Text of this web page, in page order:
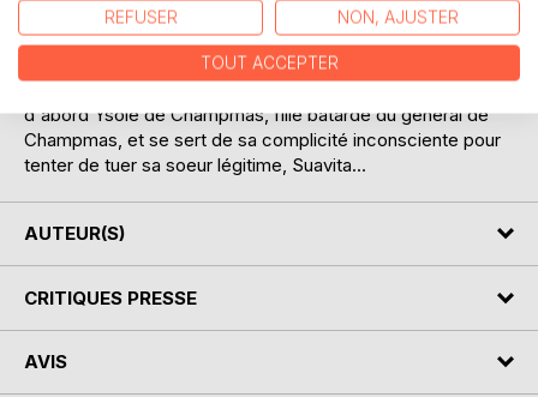
richissime mais avare paysanne Mathurine Goret. L'appât,
dans les deux cas, est le «faux Louis XVII», rôle rempli
parmi les Habits noirs par plusieurs personnages
successifs. Celui-ci, qu'on appelle aussi M. Nicolas, séduit
d'abord Ysole de Champmas, fille bâtarde du général de
Champmas, et se sert de sa complicité inconsciente pour
tenter de tuer sa soeur légitime, Suavita...
AUTEUR(S)
CRITIQUES PRESSE
AVIS
REFUSER NON, AJUSTER
TOUT ACCEPTER